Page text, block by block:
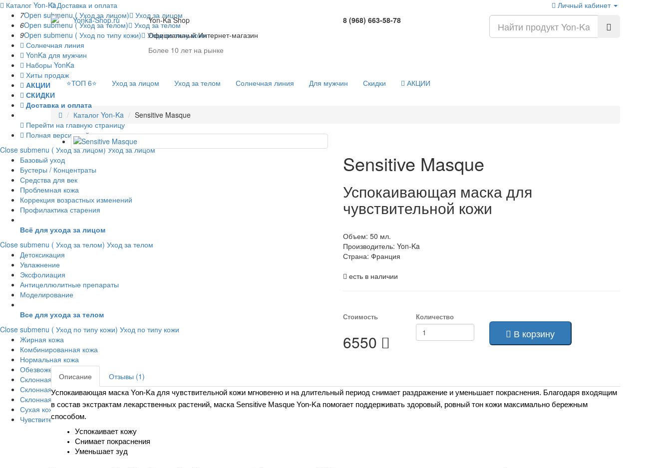
Каталог Yon-Ka
7Open submenu ( Уход за лицом)
Уход за лицом
6Open submenu ( Уход за телом)
Уход за телом
9Open submenu ( Уход по типу кожи)
Уход по типу кожи
Солнечная линия
YonKa для мужчин
Наборы YonKa
Хиты продаж
АКЦИИ
СКИДКИ
Доставка и оплата
Перейти на главную страницу
Полная версия сайта
Close submenu ( Уход за лицом)Уход за лицом
Базовый уход
Бустеры / Концентраты
Средства для век
Проблемная кожа
Коррекция возрастных изменений
Профилактика старения
Всё для ухода за лицом
Close submenu ( Уход за телом) Уход за телом
Детоксикация
Увлажнение
Эксфолиация
Антицеллюлитные препараты
Моделирование
Все для ухода за телом
Close submenu ( Уход по типу кожи) Уход по типу кожи
Жирная кожа
Комбинированная кожа
Нормальная кожа
Обезвоженная кожа
Склонная к Акне
Склонная к пигментации
Склонная к старению
Сухая кожа
Чувствительная кожа
Доставка и оплата
Личный кабинет
Yon-Ka Shop
Официальный Интернет-магазин
Более 10 лет на рынке
8 (968) 663-58-78
⭐️ТОП 6⭐️ Уход за лицом Уход за телом Солнечная линия Для мужчин Скидки АКЦИИ
Каталог Yon-Ka Sensitive Masque
Sensitive Masque
Успокаивающая маска для
чувствительной кожи
Объем: 50 мл.
Производитель: Yon-Ka
Страна: Франция
есть в наличии
Стоимость
6550
Количество
В корзину
Описание Отзывы (1)
Успокаивающая маска Yon-Ka для чувствительной кожи мгновенно и на длительный период снимает раздражение и уменьшает покраснения. Благодаря входящим
в состав экстрактам лекарственных растений, маска Sensitive Masque Yon-Ka помогает поддерживать здоровый, ровный тон кожи максимально бережным
способом.
Успокаивает кожу
Снимает покраснения
Уменьшает зуд